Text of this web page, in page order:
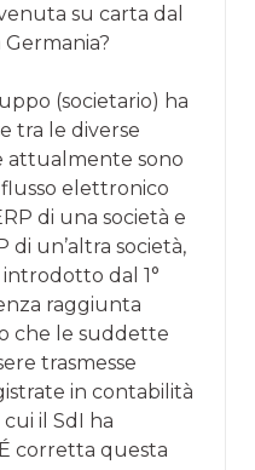
su carta dal
(societario) ha
tra le diverse
attualmente sono
elettronico
di una società e
di un’altra società,
dal 1°
raggiunta
che le suddette
trasmesse
in contabilità
il SdI ha
corretta questa